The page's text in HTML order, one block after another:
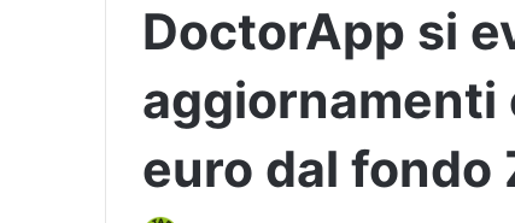
DoctorApp si
aggiornamenti
euro dal fondo